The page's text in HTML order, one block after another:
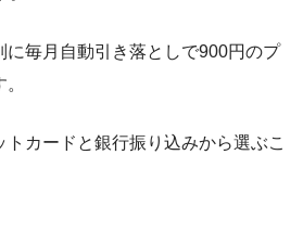
に毎月自動引き落としで900円のプ
カードと銀行振り込みから選ぶこ